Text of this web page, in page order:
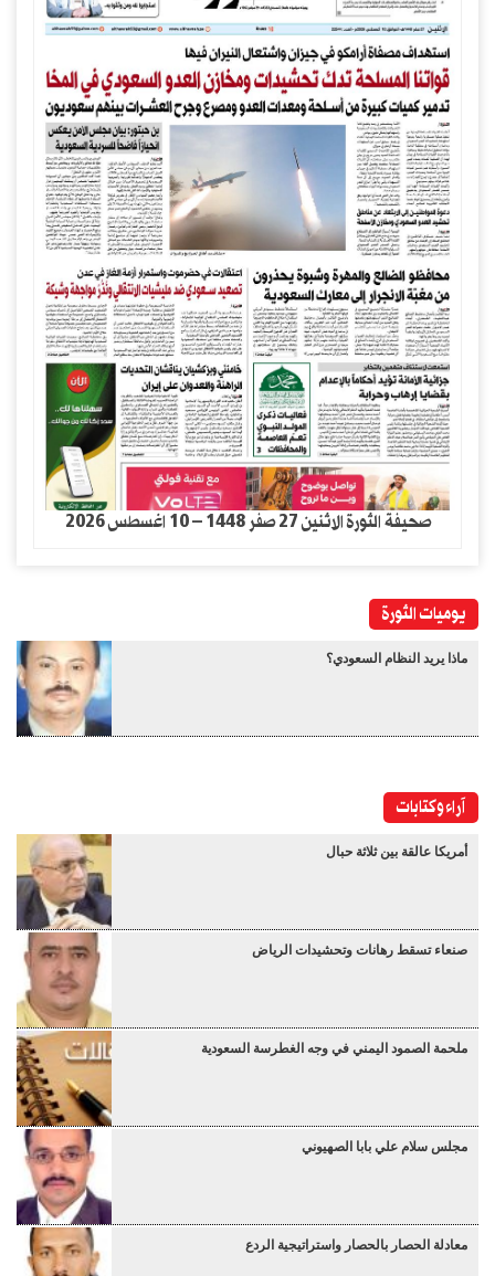
صحيفة الثورة الاثنين 27 صفر 1448 – 10 اغسطس 2026
يوميات الثورة
ماذا يريد النظام السعودي؟
آراء وكتابات
أمريكا عالقة بين ثلاثة حبال
صنعاء تسقط رهانات وتحشيدات الرياض
ملحمة الصمود اليمني في وجه الغطرسة السعودية
مجلس سلام علي بابا الصهيوني
معادلة الحصار بالحصار واستراتيجية الردع